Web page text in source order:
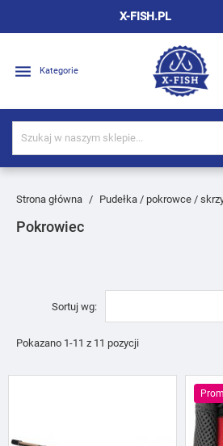
X-FISH.PL
 Kategorie
Strona główna Pudełka / pokrowce /
Pokrowiec
Sortuj wg:
Pokazano 1-11 z 11 pozycji